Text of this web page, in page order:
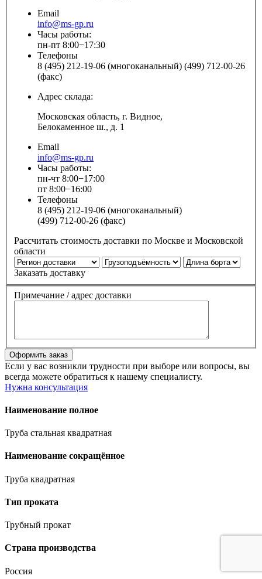
Email
info@ms-gp.ru
Часы работы:
пн-пт 8:00−17:30
Телефоны
8 (495) 212-19-06 (многоканальный) (499) 712-00-26
(факс)
Адрес склада:
Московская область, г. Видное,
Белокаменное ш., д. 1
Email
info@ms-gp.ru
Часы работы:
пн-чт 8:00−17:00
пт 8:00−16:00
Телефоны
8 (495) 212-19-06 (многоканальный)
(499) 712-00-26 (факс)
Рассчитать стоимость доставки по Москве и Московской
области
Заказать доставку
Примечание / адрес доставки
Если у вас возникли трудности при выборе или вопросы, вы
всегда можете обратиться к нашему специалисту.
Нужна консультация
Наименование полное
Труба стальная квадратная
Наименование сокращённое
Труба квадратная
Тип проката
Трубный прокат
Страна производства
Россия